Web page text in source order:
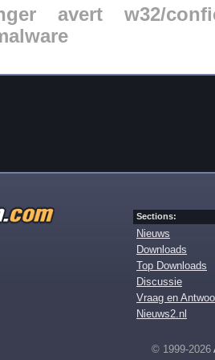
avert
w32/
Sections:
Nieuws
Downloads
Top Downloads
Discussie
Vraag en
Nieuws2.nl
© 1999-2026